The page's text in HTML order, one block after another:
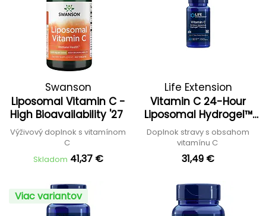
Swanson
Liposomal Vitamin C -
High Bioavailability '27
Výživový doplnok s vitamínom
C
Skladom 41,37 €
Life Extension
Vitamin C 24-Hour
Liposomal Hydrogel™
Formula
Doplnok stravy s obsahom
vitamínu C
31,49 €
Viac variantov